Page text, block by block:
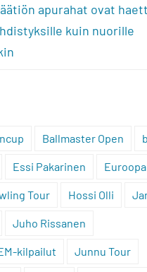
apurahat ovat
kuin nuorille
Ballmaster Open
Essi Pakarinen
Tour Hossi Olli
Juho Rissanen
kilpailut Junnu Tour